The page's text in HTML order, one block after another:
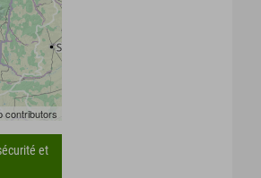
contributors
et